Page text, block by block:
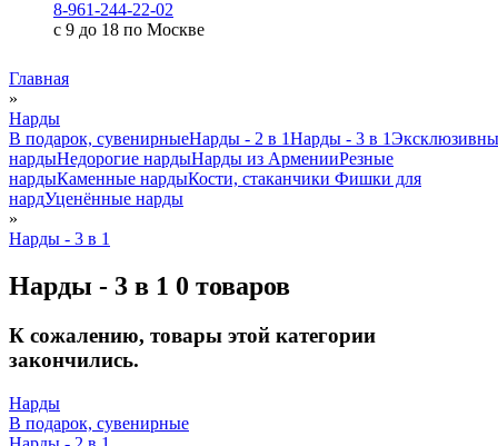
8-961-244-22-02
с 9 до 18 по Москве
Главная
»
Нарды
В подарок, сувенирныеНарды - 2 в 1Нарды - 3 в 1
нардыНедорогие нардыНарды из АрменииРезные
нардыКаменные нардыКости, стаканчики Фишки для
нардУценённые нарды
»
Нарды - 3 в 1
Нарды - 3 в 1 0 товаров
К сожалению, товары этой категории
закончились.
Нарды
В подарок, сувенирные